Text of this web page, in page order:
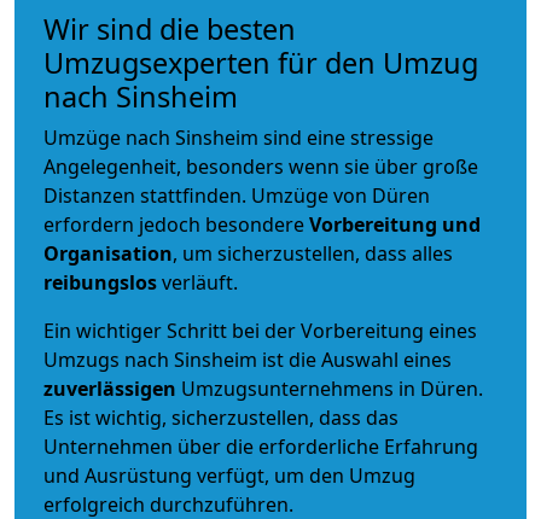
Wir sind die besten
Umzugsexperten für den Umzug
nach Sinsheim
Umzüge nach Sinsheim sind eine stressige
Angelegenheit, besonders wenn sie über große
Distanzen stattfinden. Umzüge von Düren
erfordern jedoch besondereVorbereitung und
Organisation, um sicherzustellen, dass alles
reibungslosverläuft.
Ein wichtiger Schritt bei der Vorbereitung eines
Umzugs nach Sinsheim ist die Auswahl eines
zuverlässigen Umzugsunternehmens in Düren.
Es ist wichtig, sicherzustellen, dass das
Unternehmen über die erforderliche Erfahrung
und Ausrüstung verfügt, um den Umzug
erfolgreich durchzuführen.